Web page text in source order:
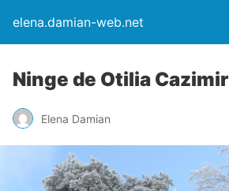
elena.damian-web.net
Ninge de Otilia Cazimir
Elena Damian